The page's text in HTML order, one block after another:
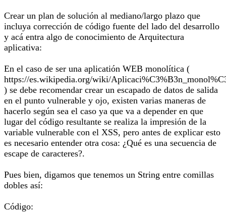
Crear un plan de solución al mediano/largo plazo que
incluya corrección de código fuente del lado del desarrollo
y acá entra algo de conocimiento de Arquitectura
aplicativa:
En el caso de ser una aplicatión WEB monolítica (
https://es.wikipedia.org/wiki/
) se debe recomendar crear un escapado de datos de salida
en el punto vulnerable y ojo, existen varias maneras de
hacerlo según sea el caso ya que va a depender en que
lugar del código resultante se realiza la impresión de la
variable vulnerable con el XSS, pero antes de explicar esto
es necesario entender otra cosa: ¿Qué es una secuencia de
escape de caracteres?.
Pues bien, digamos que tenemos un String entre comillas
dobles así:
Código: